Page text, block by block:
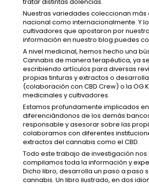
Nuestras variedades coleccionan más
nacional como internacionalmente. Y
cultivadores que apostaron por
información en nuestro blog puedes
A nivel medicinal, hemos hecho una
Cannabis de manera terapéutica, ya
escribiendo artículos para diversas
propias tinturas y extractos o
(colaboración con CBD Crew) o la OG
medicinales y cultivadores.
Estamos profundamente implicados
diferenciándonos de los demás
responsable y asesorar sobre las
colaboramos con diferentes
extractos del cannabis como el CBD.
Todo este trabajo de investigación
compilamos toda la información y
Dicho libro, desarrolla un paso a paso
cannabis. Un libro ilustrado, en dos